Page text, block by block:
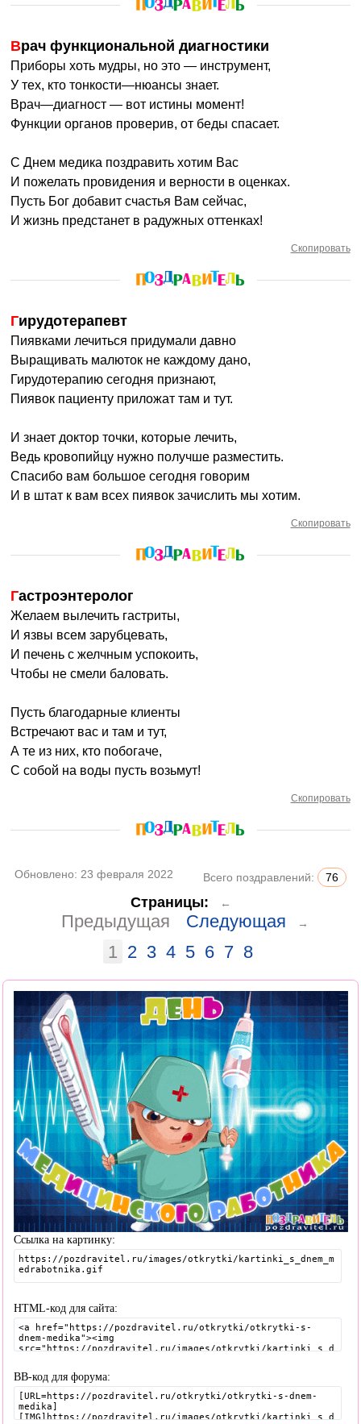
Врач функциональной диагностики
Приборы хоть мудры, но это — инструмент,
У тех, кто тонкости—нюансы знает.
Врач—диагност — вот истины момент!
Функции органов проверив, от беды спасает.
С Днем медика поздравить хотим Вас
И пожелать провидения и верности в оценках.
Пусть Бог добавит счастья Вам сейчас,
И жизнь предстанет в радужных оттенках!
Скопировать
Гирудотерапевт
Пиявками лечиться придумали давно
Выращивать малюток не каждому дано,
Гирудотерапию сегодня признают,
Пиявок пациенту приложат там и тут.
И знает доктор точки, которые лечить,
Ведь кровопийцу нужно получше разместить.
Спасибо вам большое сегодня говорим
И в штат к вам всех пиявок зачислить мы хотим.
Скопировать
Гастроэнтеролог
Желаем вылечить гастриты,
И язвы всем зарубцевать,
И печень с желчным успокоить,
Чтобы не смели баловать.
Пусть благодарные клиенты
Встречают вас и там и тут,
А те из них, кто побогаче,
С собой на воды пусть возьмут!
Скопировать
Обновлено: 23 февраля 2022 Всего поздравлений: 76
Страницы: ←
Предыдущая Следующая →
1 2 3 4 5 6 7 8
Ссылка на картинку:
HTML-код для сайта:
BB-код для форума: